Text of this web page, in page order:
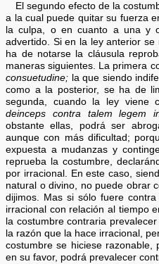
El segundo efecto de la
a la cual puede quitar su fuerza
la culpa, o en cuanto a una y
advertido. Si en la ley anterior
ha de notarse la cláusula
maneras siguientes. La primera
consuetudine; la que siendo
como a la posterior, se ha de
segunda, cuando la ley viene
deinceps contra talem legem
obstante ellas, podrá ser
aunque con más dificultad;
expuesta a mudanzas y
reprueba la costumbre,
por irracional. En este caso,
natural o divino, no puede obrar
dijimos. Mas si sólo fuere
irracional con relación al tiempo
la costumbre contraria
la razón que la hace irracional,
costumbre se hiciese razonable,
en su favor, podrá prevalecer